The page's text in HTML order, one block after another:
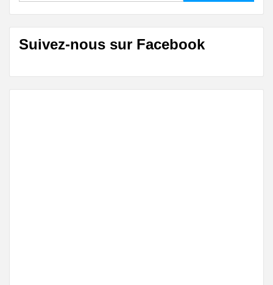
Suivez-nous sur Facebook